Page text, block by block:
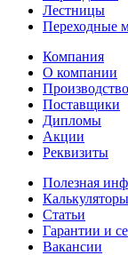
Лестницы
Переходные
Компания
О компании
Производство
Поставщики
Дипломы
Акции
Реквизиты
Полезная
Калькуляторы
Статьи
Гарантии и
Вакансии